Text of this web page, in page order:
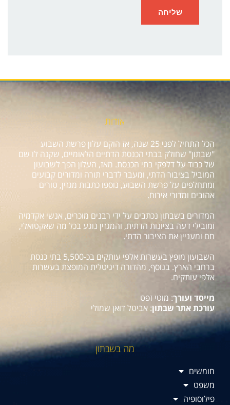
אודות
הכל התחיל לפני 25 שנה, אז הוקם עלון פרשת השבוע
"שבתון" שחולק בבתי הכנסת הדתיים הלאומיים, שקנה לו שם
של כבוד על דלפקי בתי הכנסת. מאז, העלון הפך לשבועון
המוביל בציבור הדתי, ומעבר לדברי תורה ומדורים קבועים
ומתחלפים על פרשת השבוע, נוספו כתבות מגזין, טורים
אהובים ומדורי אירוח.
המדורים בשבתון נכתבים על ידי רבנים מוכרים, אנשי אקדמיה
ומובילי דעה בציונות הדתית, והמגזין נוגע בכל מה שאקטואלי,
חם ומעניין את הציבור הדתי.
השבועון מופץ בעשרות אלפי עותקים בכ-5,500 בתי כנסת
ברחבי הארץ. בנוסף, מהדורה דיגיטלית המופצת בעשרות
אלפי עותקים.
מייסד ועורך: מוטי זפט
עורכת אתר שבתון: אביטל דואן שמולי
מה בשבתון
חומשים
משפט
פילוסופיה